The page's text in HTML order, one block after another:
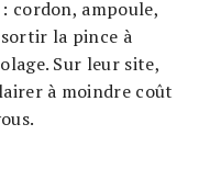
cordon, ampoule,
la pince à
Sur leur site,
à moindre coût